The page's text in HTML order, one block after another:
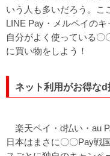
いう人も多いだろう。こ
LINE Pay・メルペイのキ
自分がよく使っている〇
に買い物をしよう！
ネット利用がお得なd
楽天ペイ・d払い・au
日本はまさに〇〇Pay戦